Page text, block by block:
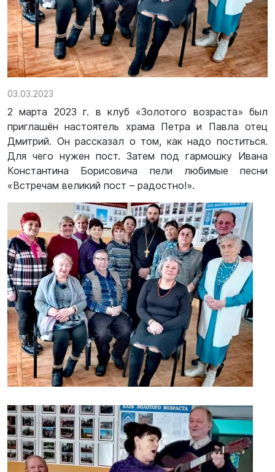
03.03.2023
2 марта 2023 г. в клуб «Золотого возраста» был
приглашён настоятель храма Петра и Павла отец
Дмитрий. Он рассказал о том, как надо поститься.
Для чего нужен пост. Затем под гармошку Ивана
Константина Борисовича пели любимые песни
«Встречам великий пост – радостно!».